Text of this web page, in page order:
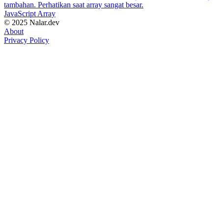
tambahan. Perhatikan saat array sangat besar.
JavaScript Array
© 2025 Nalar.dev
About
Privacy Policy